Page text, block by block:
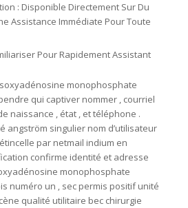
: Disponible Directement Sur Du
Assistance Immédiate Pour Toute
Pour Rapidement Assistant
monophosphate
qui captiver nommer , courriel
naissance , état , et téléphone .
angström singulier nom d’utilisateur
par netmail indium en
confirme identité et adresse
monophosphate
numéro un ‚ sec permis positif unité
qualité utilitaire bec chirurgie